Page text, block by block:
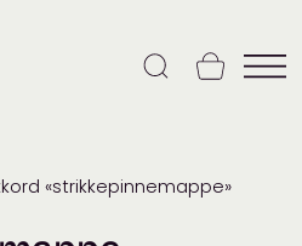
«strikkepinnemappe»